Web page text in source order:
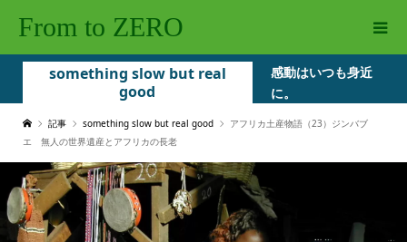
From to ZERO
something slow but real
good
感動はいつも身近
に。
記事 something slow but real good
アフリカ土産物語（23）ジンバブ
エ 無人の世界遺産とアフリカの長老